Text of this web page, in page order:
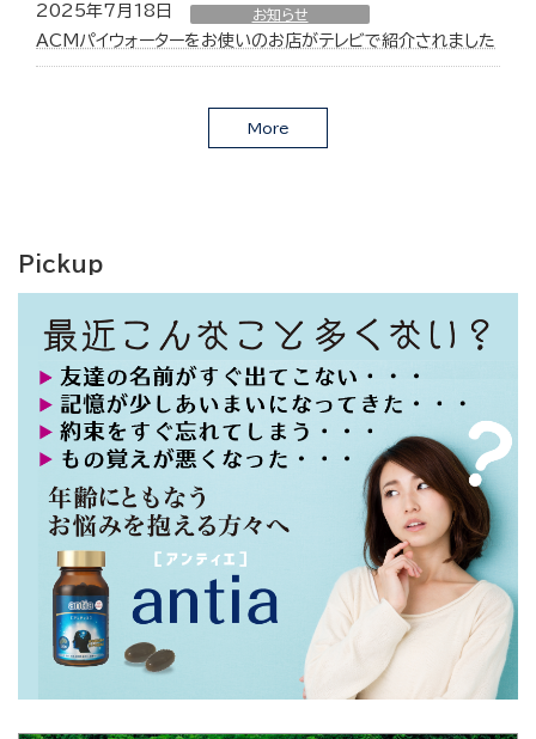
2025年7月18日 お知らせ
ACMパイウォーターをお使いのお店がテレビで紹介されました
More
Pickup